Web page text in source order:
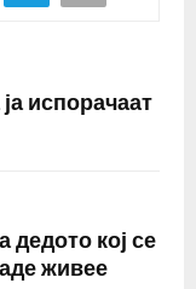
испорачаат
кој се
живее